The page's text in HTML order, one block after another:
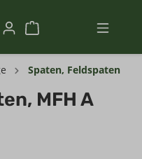
Spaten, Feldspaten
MFH A